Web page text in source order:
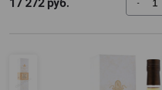
17 272 руб. -